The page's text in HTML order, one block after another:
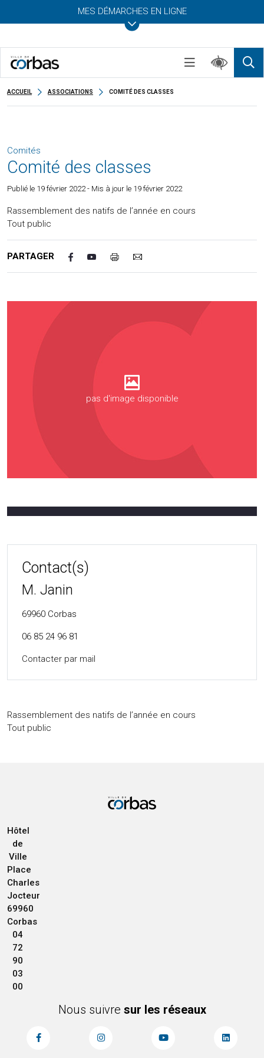
MES DÉMARCHES EN LIGNE
ACCUEIL ASSOCIATIONS COMITÉ DES CLASSES
Comités
Comité des classes
Publié le 19 février 2022- Mis à jour le 19 février 2022
Rassemblement des natifs de l’année en cours
Tout public
PARTAGER
pas d'image disponible
Contact(s)
M. Janin
69960 Corbas
06 85 24 96 81
Contacter par mail
Rassemblement des natifs de l’année en cours
Tout public
Hôtel
de
Ville
Place
Charles
Jocteur
69960
Corbas
04
72
90
03
00
Nous suivre sur les réseaux